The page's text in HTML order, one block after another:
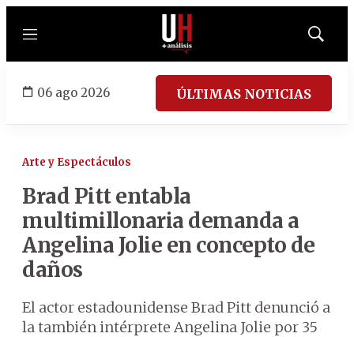
Menú
Mostrar
06 ago 2026 ÚLTIMAS NOTICIAS
Arte y Espectáculos
Brad Pitt entabla
multimillonaria demanda a
Angelina Jolie en concepto de
daños
El actor estadounidense Brad Pitt denunció a
la también intérprete Angelina Jolie por 35